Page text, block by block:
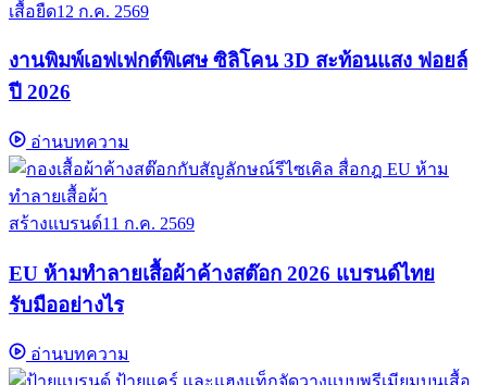
เสื้อยืด12 ก.ค. 2569
งานพิมพ์เอฟเฟกต์พิเศษ ซิลิโคน 3D สะท้อนแสง ฟอยล์
ปี 2026
อ่านบทความ
สร้างแบรนด์11 ก.ค. 2569
EU ห้ามทำลายเสื้อผ้าค้างสต๊อก 2026 แบรนด์ไทย
รับมืออย่างไร
อ่านบทความ